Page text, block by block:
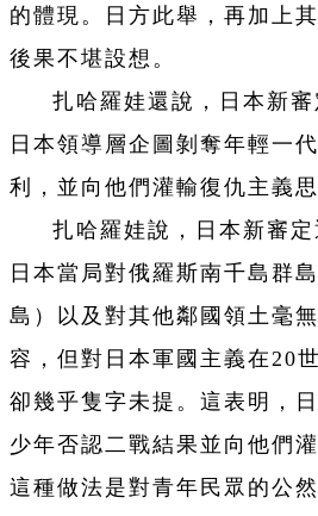
的體現。日方此舉，再加上
後果不堪設想。
扎哈羅娃還說，日本新審
日本領導層企圖剝奪年輕一
利，並向他們灌輸復仇主義思
扎哈羅娃說，日本新審
日本當局對俄羅斯南千島群
島）以及對其他鄰國領土毫
容，但對日本軍國主義在20
卻幾乎隻字未提。這表明，
少年否認二戰結果並向他們
這種做法是對青年民眾的公然